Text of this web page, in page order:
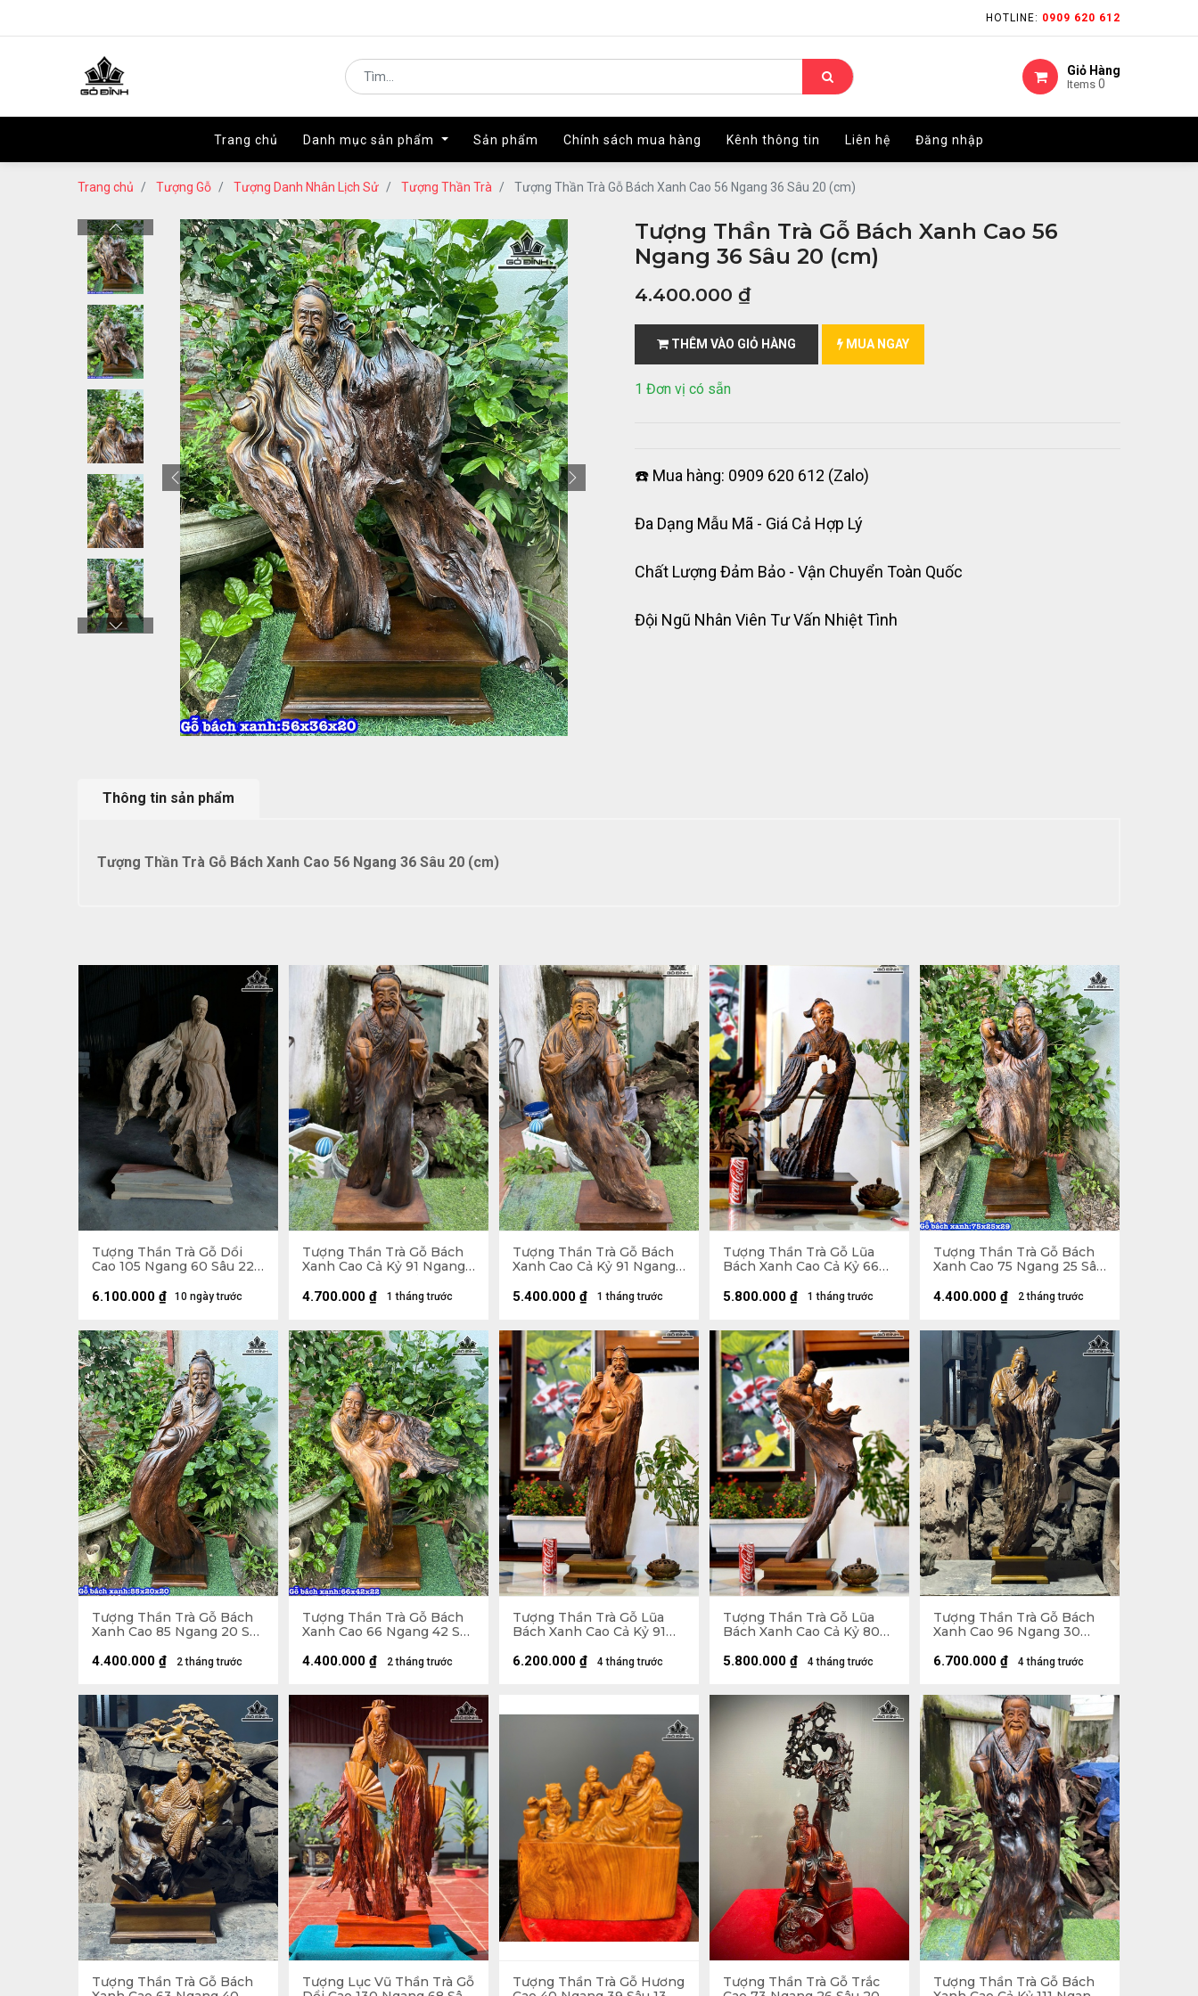
HOTLINE: 0909 620 612
Giỏ Hàng
Items 0
Trang chủ Danh mục sản phẩm Sản phẩm Chính sách mua hàng Kênh thông tin Liên hệ Đăng nhập
HOTLINE: 0909 620 612
Giỏ Hàng
Items 0
Trang chủ Danh mục sản phẩm Sản phẩm Chính sách mua hàng Kênh thông tin Liên hệ Đăng nhập
Trang chủ Tượng Gỗ Tượng Danh Nhân Lịch Sử Tượng Thần Trà Tượng Thần Trà Gỗ Bách Xanh Cao 56 Ngang 36 Sâu 20 (cm)
Tượng Thần Trà Gỗ Bách Xanh Cao 56
Ngang 36 Sâu 20 (cm)
4.400.000 ₫
THÊM VÀO GIỎ HÀNG MUA NGAY
1 Đơn vị có sẵn
☎️ Mua hàng: 0909 620 612 (Zalo)
Đa Dạng Mẫu Mã - Giá Cả Hợp Lý
Chất Lượng Đảm Bảo - Vận Chuyển Toàn Quốc
Đội Ngũ Nhân Viên Tư Vấn Nhiệt Tình
Thông tin sản phẩm
Tượng Thần Trà Gỗ Bách Xanh Cao 56 Ngang 36 Sâu 20 (cm)
Tượng Thần Trà Gỗ Dổi
Cao 105 Ngang 60 Sâu 22
10 ngày trước
6.100.000 ₫
Tượng Thần Trà Gỗ Bách
Xanh Cao Cả Kỷ 91 Ngang
1 tháng trước
4.700.000 ₫
Tượng Thần Trà Gỗ Bách
Xanh Cao Cả Kỷ 91 Ngang
1 tháng trước
5.400.000 ₫
Tượng Thần Trà Gỗ Lũa
Bách Xanh Cao Cả Kỷ 66
Cao 10
1 tháng trước
5.800.000 ₫
Tượng Thần Trà Gỗ Bách
Xanh Cao 75 Ngang 25 Sâu
2 tháng trước
4.400.000 ₫
Tượng Thần Trà Gỗ Bách
Xanh Cao 85 Ngang 20 Sâu
2 tháng trước
4.400.000 ₫
Tượng Thần Trà Gỗ Bách
Xanh Cao 66 Ngang 42 Sâu
2 tháng trước
4.400.000 ₫
Tượng Thần Trà Gỗ Lũa
Bách Xanh Cao Cả Kỷ 91
Cao 10 (cm)
4 tháng trước
6.200.000 ₫
Tượng Thần Trà Gỗ Lũa
Bách Xanh Cao Cả Kỷ 80
Cao 10 (cm)
4 tháng trước
5.800.000 ₫
Tượng Thần Trà Gỗ Bách
Xanh Cao 96 Ngang 30
4 tháng trước
6.700.000 ₫
Tượng Thần Trà Gỗ Bách
Tượng Lục Vũ Thần Trà Gỗ
Tượng Thần Trà Gỗ Hương
Tượng Thần Trà Gỗ Trắc
Tượng Thần Trà Gỗ Bách